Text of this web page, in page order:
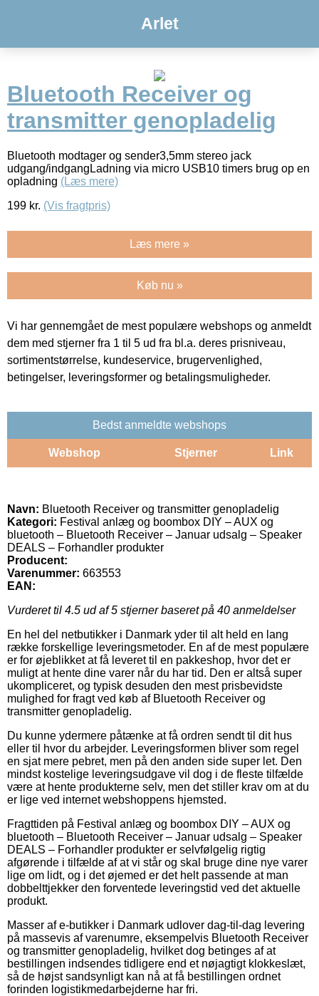
Arlet
Bluetooth Receiver og
transmitter genopladelig
Bluetooth modtager og sender3,5mm stereo jack
udgang/indgangLadning via micro USB10 timers brug op en
opladning (Læs mere)
199 kr. (Vis fragtpris)
Læs mere »
Køb nu »
Vi har gennemgået de mest populære webshops og anmeldt
dem med stjerner fra 1 til 5 ud fra bl.a. deres prisniveau,
sortimentstørrelse, kundeservice, brugervenlighed,
betingelser, leveringsformer og betalingsmuligheder.
Bedst anmeldte webshops
Webshop Stjerner Link
Navn: Bluetooth Receiver og transmitter genopladelig
Kategori: Festival anlæg og boombox DIY – AUX og
bluetooth – Bluetooth Receiver – Januar udsalg – Speaker
DEALS – Forhandler produkter
Producent:
Varenummer: 663553
EAN:
Vurderet til 4.5 ud af 5 stjerner baseret på 40 anmeldelser
En hel del netbutikker i Danmark yder til alt held en lang
række forskellige leveringsmetoder. En af de mest populære
er for øjeblikket at få leveret til en pakkeshop, hvor det er
muligt at hente dine varer når du har tid. Den er altså super
ukompliceret, og typisk desuden den mest prisbevidste
mulighed for fragt ved køb af Bluetooth Receiver og
transmitter genopladelig.
Du kunne ydermere påtænke at få ordren sendt til dit hus
eller til hvor du arbejder. Leveringsformen bliver som regel
en sjat mere pebret, men på den anden side super let. Den
mindst kostelige leveringsudgave vil dog i de fleste tilfælde
være at hente produkterne selv, men det stiller krav om at du
er lige ved internet webshoppens hjemsted.
Fragttiden på Festival anlæg og boombox DIY – AUX og
bluetooth – Bluetooth Receiver – Januar udsalg – Speaker
DEALS – Forhandler produkter er selvfølgelig rigtig
afgørende i tilfælde af at vi står og skal bruge dine nye varer
lige om lidt, og i det øjemed er det helt passende at man
dobbelttjekker den forventede leveringstid ved det aktuelle
produkt.
Masser af e-butikker i Danmark udlover dag-til-dag levering
på massevis af varenumre, eksempelvis Bluetooth Receiver
og transmitter genopladelig, hvilket dog betinges af at
bestillingen indsendes tidligere end et nøjagtigt klokkeslæt,
så de højst sandsynligt kan nå at få bestillingen ordnet
forinden logistikmedarbejderne har fri.